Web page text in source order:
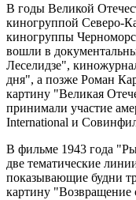
В годы Великой
киногруппой Северо-
киногруппы
вошли в
Леселидзе",
дня", а позже Роман
картину "Великая
принимали участие
International и
В фильме 1943 года
две тематические
показывающие будни
картину "Возвращение